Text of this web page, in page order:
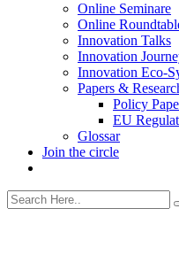
Online Seminare
Online
Innovation Talks
Innovation
Innovation Eco-
Papers &
Policy
EU
Glossar
Join the circle